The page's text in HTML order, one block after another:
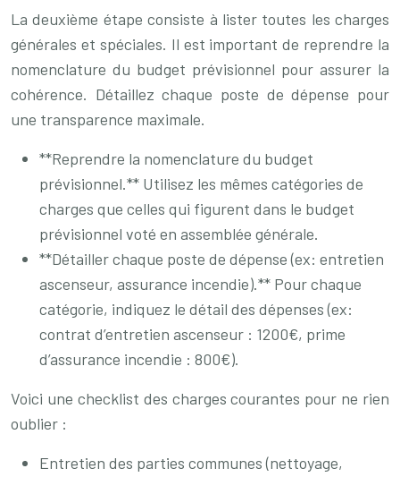
La deuxième étape consiste à lister toutes les charges
générales et spéciales. Il est important de reprendre la
nomenclature du budget prévisionnel pour assurer la
cohérence. Détaillez chaque poste de dépense pour
une transparence maximale.
**Reprendre la nomenclature du budget
prévisionnel.** Utilisez les mêmes catégories de
charges que celles qui figurent dans le budget
prévisionnel voté en assemblée générale.
**Détailler chaque poste de dépense (ex: entretien
ascenseur, assurance incendie).** Pour chaque
catégorie, indiquez le détail des dépenses (ex:
contrat d’entretien ascenseur : 1200€, prime
d’assurance incendie : 800€).
Voici une checklist des charges courantes pour ne rien
oublier :
Entretien des parties communes (nettoyage,